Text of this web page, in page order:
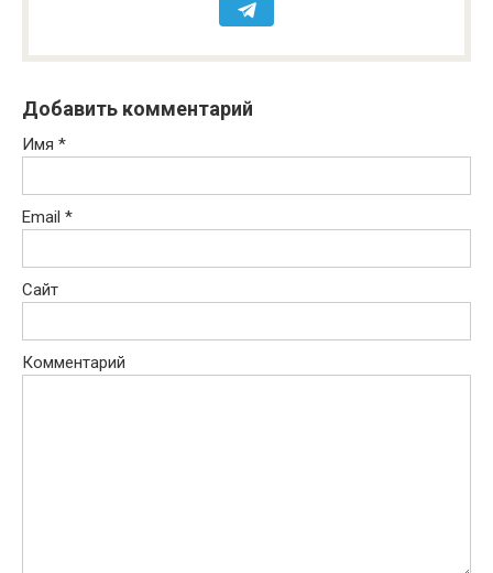
Добавить комментарий
Имя *
Email *
Сайт
Комментарий